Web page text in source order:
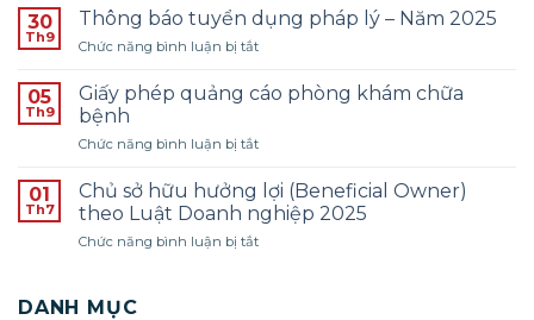
–
Năm
2026
Đợt
BÁO
TUYỂN
THỰC
SINH
–
THÁNG
12/2025
30
Th9
Thông báo tuyển dụng pháp lý – Năm 2025
Chức năng bình luận bị tắtở
báo
tuyển
pháp
–
Năm
2025
05
Th9
Giấy phép quảng cáo phòng khám chữa
bệnh
Chức năng bình luận bị tắtở
phép
quảng
cáo
phòng
01
Th7
Chủ sở hữu hưởng lợi (Beneficial Owner)
theo Luật Doanh nghiệp 2025
Chức năng bình luận bị tắtở
DANH MỤC